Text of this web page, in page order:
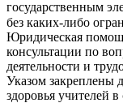
государственным
без каких-либо
Юридическая
консультации по
деятельности и
Указом закреплены
здоровья учителей